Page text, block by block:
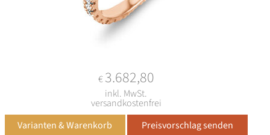
€3.682,80
inkl. MwSt.
versandkostenfrei